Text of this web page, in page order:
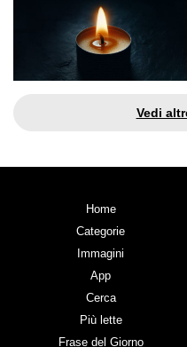
Vedi
Home
Categorie
Immagini
App
Cerca
Più lette
Frase del Giorno